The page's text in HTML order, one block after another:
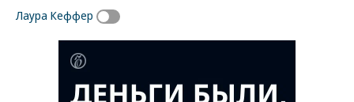
Лаура Кеффер